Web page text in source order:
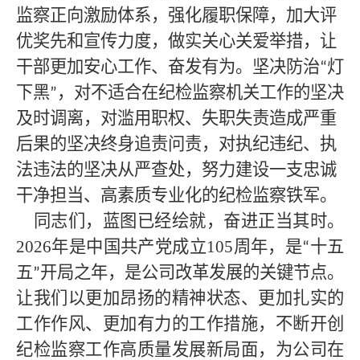
监察正向激励体系，强化履职保障，加大评
优奖先和宣传力度，做实关心关爱举措，让
干部更加安心工作、奋发有为。坚决防治“灯
下黑”，对不适合在纪检监察机关工作的坚决
及时调离，对滥用职权、失职失责造成严重
后果的坚决终身追责问责，对执纪违纪、执
法违法的坚决从严查处，努力建设一支忠诚
干净担当、高素质专业化的纪检监察铁军。
同志们，蓝图已经绘就，奋进正当其时。
2026年是中国共产党成立105周年，是“十五
五”开局之年，是公司改革发展的关键节点。
让我们以更加昂扬的精神状态、更加扎实的
工作作风、更加有力的工作措施，不断开创
纪检监察工作高质量发展新局面，为公司在